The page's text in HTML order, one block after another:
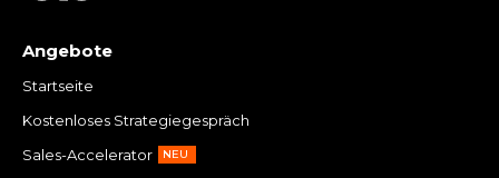
Angebote
Startseite
Kostenloses Strategiegespräch
Sales-Accelerator
NEU